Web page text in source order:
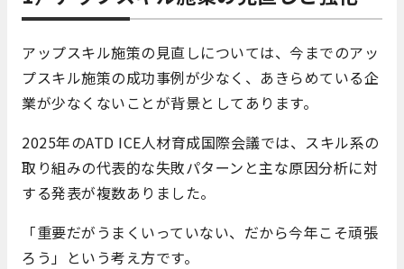
アップスキル施策の見直しについては、今までのアッ
プスキル施策の成功事例が少なく、あきらめている企
業が少なくないことが背景としてあります。
2025年のATD ICE人材育成国際会議では、スキル系の
取り組みの代表的な失敗パターンと主な原因分析に対
する発表が複数ありました。
「重要だがうまくいっていない、だから今年こそ頑張
ろう」という考え方です。